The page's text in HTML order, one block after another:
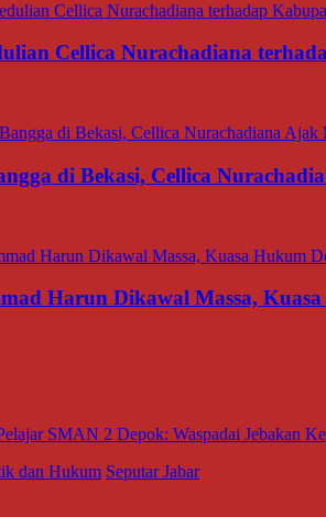
Cellica Nurachadiana
di Bekasi, Cellica
Harun Dikawal Massa,
dan Hukum Seputar Jabar